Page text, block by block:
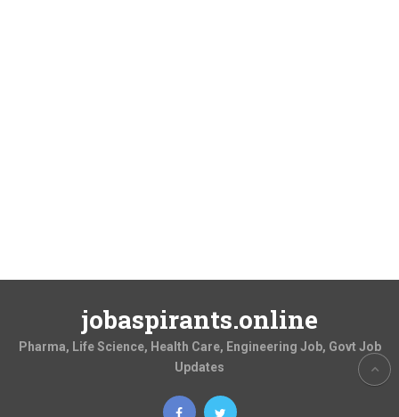
jobaspirants.online
Pharma, Life Science, Health Care, Engineering Job, Govt Job
Updates